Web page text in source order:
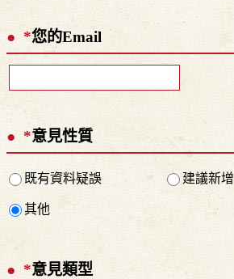
*您的Email
*意見性質
既有資料疑誤 建議新增
其他
*意見類型